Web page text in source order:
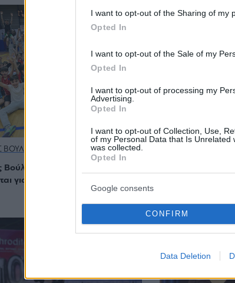
I want to opt-out of the Sharing of my
Opted In
I want to opt-out of the Sale of my
Opted In
I want to opt-out of processing my
Advertising.
Opted In
I want to opt-out of Collection, Use,
of my Personal Data that Is Unrelated
was collected.
Opted In
Google consents
CONFIRM
Data Deletion
Το «καμάρι» μιας πόλης
για το επόμενο βήμα